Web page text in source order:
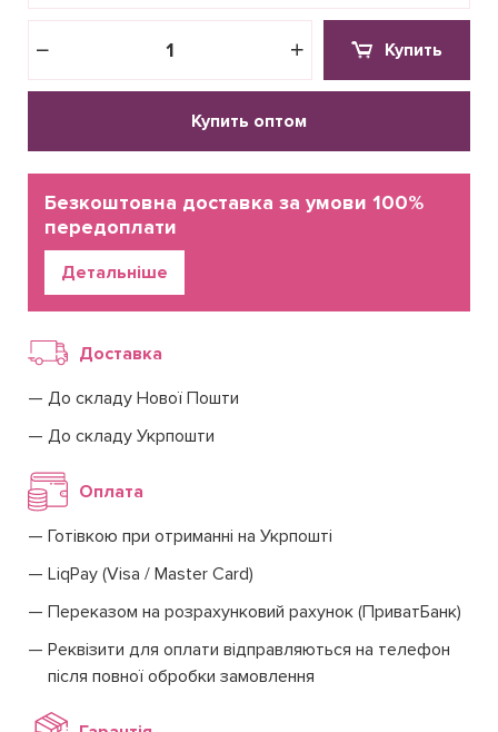
Купить
Купить оптом
Детальніше
Безкоштовна доставка за умови 100%
передоплати
Доставка
До складу Нової Пошти
До складу Укрпошти
Оплата
Готівкою при отриманні на Укрпошті
LiqPay (Visa / Master Card)
Переказом на розрахунковий рахунок (ПриватБанк)
Реквізити для оплати відправляються на телефон
після повної обробки замовлення